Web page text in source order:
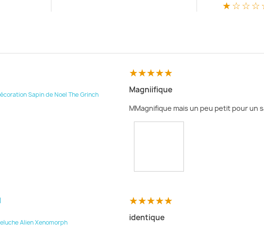
Sapin de Noel The Grinch Magniifique
MMagnifique mais un peu petit pour un
Alien Xenomorph identique